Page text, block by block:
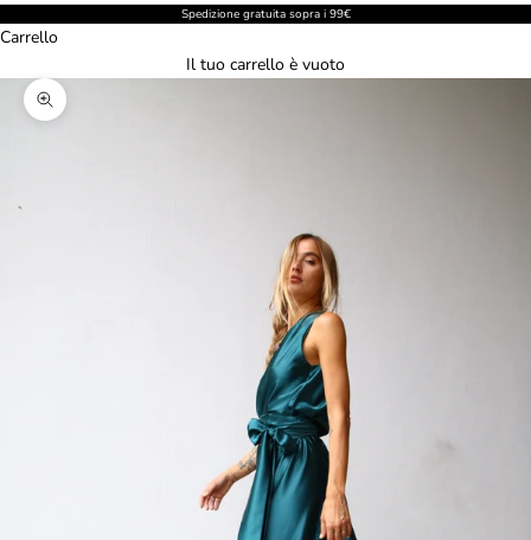
Spedizione gratuita sopra i 99€
Carrello
Il tuo carrello è vuoto
Ingrandisci immagine